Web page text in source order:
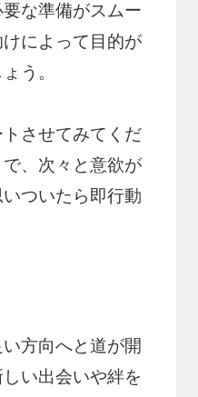
な準備がスムー
によって目的が
う。
させてみてくだ
、次々と意欲が
ついたら即行動
方向へと道が開
い出会いや絆を